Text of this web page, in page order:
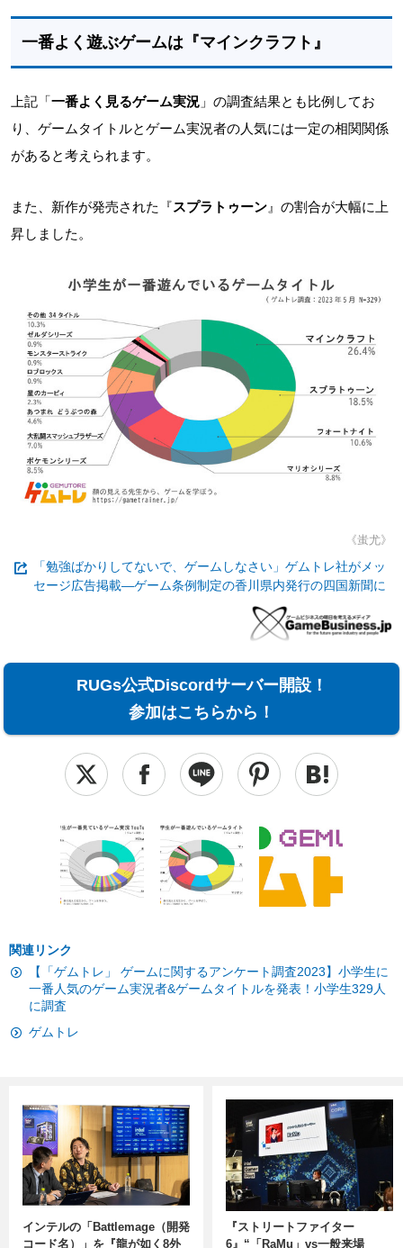
一番よく遊ぶゲームは『マインクラフト』
上記「一番よく見るゲーム実況 」の調査結果とも比例してお
り、ゲームタイトルとゲーム実況者の人気には一定の相関関係
があると考えられます。
また、新作が発売された『スプラトゥーン 』の割合が大幅に上
昇しました。
《蚩尤》
「勉強ばかりしてないで、ゲームしなさい」ゲムトレ社がメッ
セージ広告掲載―ゲーム条例制定の香川県内発行の四国新聞に
RUGs公式Discordサーバー開設！
参加はこちらから！
関連リンク
【「ゲムトレ」 ゲームに関するアンケート調査2023】小学生に
一番人気のゲーム実況者&ゲームタイトルを発表！小学生329人
に調査
ゲムトレ
インテルの「Battlemage（開発
コード名）」を『龍が如く8外
『ストリートファイター
6』“「RaMu」vs一般来場